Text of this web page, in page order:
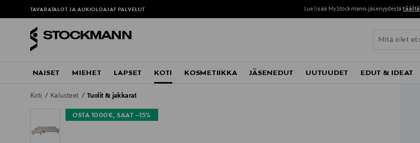
TAVARATALOT JA AUKIOLOAJAT PALVELUT Lue lisää MyStockmann-jäsenyydestä täältä
NAISET MIEHET LAPSET KOTI KOSMETIIKKA JÄSENEDUT UUTUUDET EDUT & IDEAT
Koti Kalusteet Tuolit & jakkarat
OSTA 1000€, SAAT –15%